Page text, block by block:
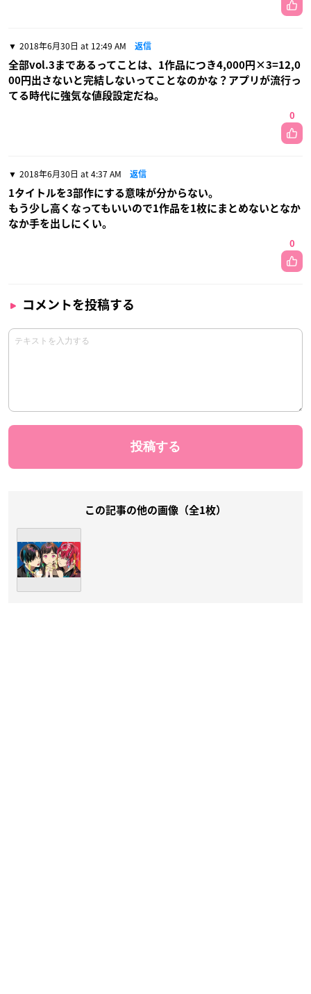
2018年6月30日 at 12:49 AM 返信
全部vol.3まであるってことは、1作品につき4,000円×3=12,0
00円出さないと完結しないってことなのかな？アプリが流行っ
てる時代に強気な値段設定だね。
0
2018年6月30日 at 4:37 AM 返信
1タイトルを3部作にする意味が分からない。
もう少し高くなってもいいので1作品を1枚にまとめないとなか
なか手を出しにくい。
0
コメントを投稿する
この記事の他の画像（全1枚）